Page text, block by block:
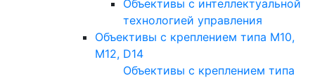
Объективы с интеллектуальной
технологией управления
Объективы с креплением типа M10,
M12, D14
Объективы с креплением типа